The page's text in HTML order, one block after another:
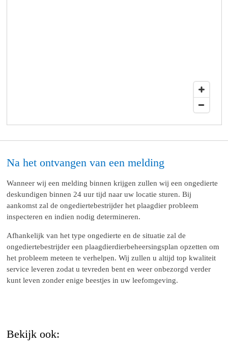
Na het ontvangen van een melding
Wanneer wij een melding binnen krijgen zullen wij een ongedierte
deskundigen binnen 24 uur tijd naar uw locatie sturen. Bij
aankomst zal de ongediertebestrijder het plaagdier probleem
inspecteren en indien nodig determineren.
Afhankelijk van het type ongedierte en de situatie zal de
ongediertebestrijder een plaagdierdierbeheersingsplan opzetten om
het probleem meteen te verhelpen. Wij zullen u altijd top kwaliteit
service leveren zodat u tevreden bent en weer onbezorgd verder
kunt leven zonder enige beestjes in uw leefomgeving.
Bekijk ook: